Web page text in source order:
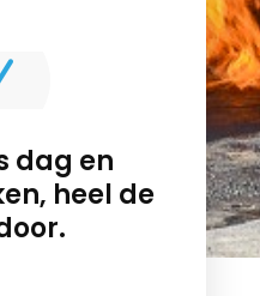
dag en
heel de